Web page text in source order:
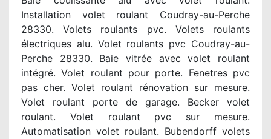
Installation volet roulant Coudray-au-Perche
28330. Volets roulants pvc. Volets roulants
électriques alu. Volet roulants pvc Coudray-au-
Perche 28330. Baie vitrée avec volet roulant
intégré. Volet roulant pour porte. Fenetres pvc
pas cher. Volet roulant rénovation sur mesure.
Volet roulant porte de garage. Becker volet
roulant. Volet roulant pvc sur mesure.
Automatisation volet roulant. Bubendorff volets